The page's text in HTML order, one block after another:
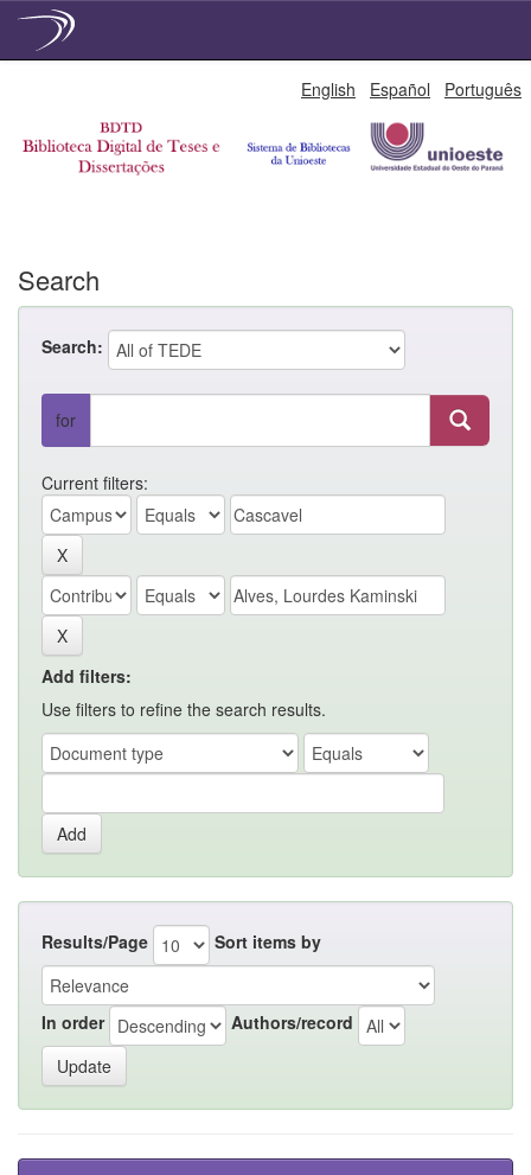
English Español Português
Search
Search:
for
Current filters:
Add filters:
Use filters to refine the search results.
Results/Page Sort items by
In order Authors/record